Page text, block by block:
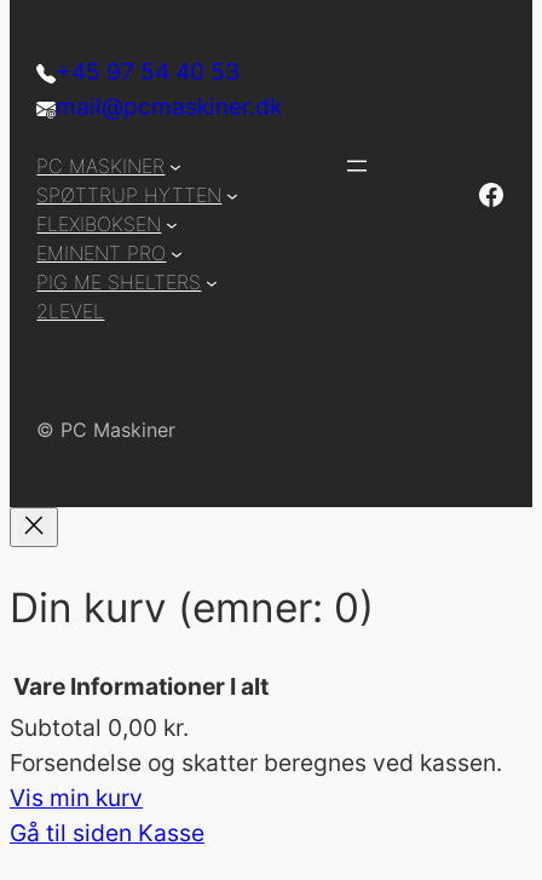
+45 97 54 40 53
mail@pcmaskiner.dk
PC MASKINER
SPØTTRUP HYTTEN
FLEXIBOKSEN
EMINENT PRO
PIG ME SHELTERS
2LEVEL
Facebook
© PC Maskiner
Din kurv (emner: 0)
Varer
i
Vare Informationer I alt
Subtotal 0,00 kr.
Forsendelse og skatter beregnes ved kassen.
Vis min kurv
Gå til siden Kasse